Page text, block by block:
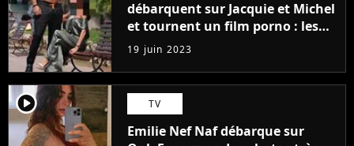
débarquent sur Jacquie et Michel
et tournent un film porno : les
premières images du tournage
(exclu)
19 juin 2023
player2 TV
Emilie Nef Naf débarque sur